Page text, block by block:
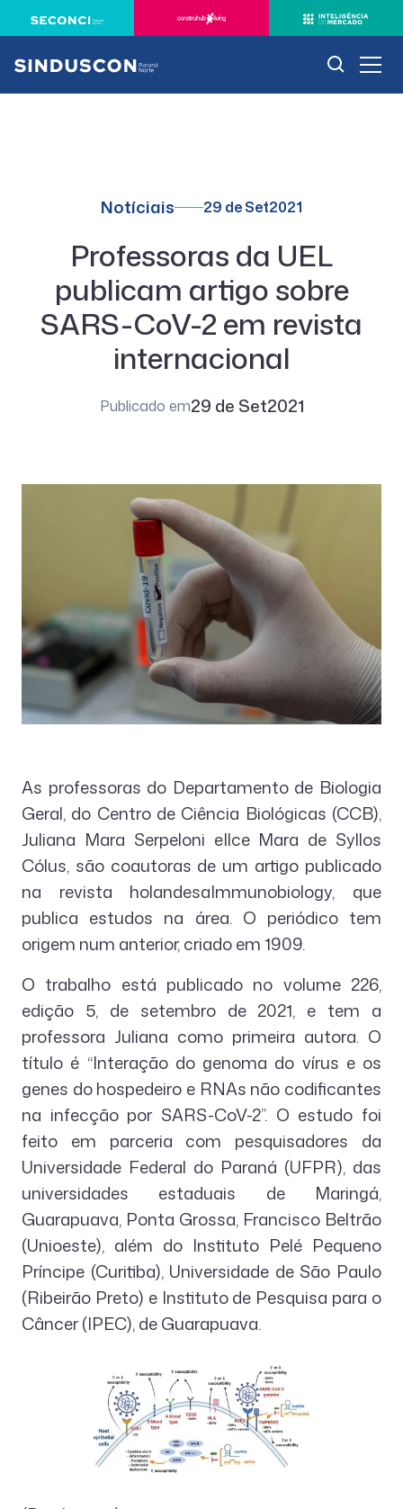
Notíciais 29 de Set2021
Professoras da UEL
publicam artigo sobre
SARS-CoV-2 em revista
internacional
Publicado em29 de Set2021
As professoras do Departamento de Biologia
Geral, do Centro de Ciência Biológicas (CCB),
Juliana Mara Serpeloni eIlce Mara de Syllos
Cólus, são coautoras de um artigo publicado
na revista holandesaImmunobiology, que
publica estudos na área. O periódico tem
origem num anterior, criado em 1909.
O trabalho está publicado no volume 226,
edição 5, de setembro de 2021, e tem a
professora Juliana como primeira autora. O
título é “Interação do genoma do vírus e os
genes do hospedeiro e RNAs não codificantes
na infecção por SARS-CoV-2”. O estudo foi
feito em parceria com pesquisadores da
Universidade Federal do Paraná (UFPR), das
universidades estaduais de Maringá,
Guarapuava, Ponta Grossa, Francisco Beltrão
(Unioeste), além do Instituto Pelé Pequeno
Príncipe (Curitiba), Universidade de São Paulo
(Ribeirão Preto) e Instituto de Pesquisa para o
Câncer (IPEC), de Guarapuava.